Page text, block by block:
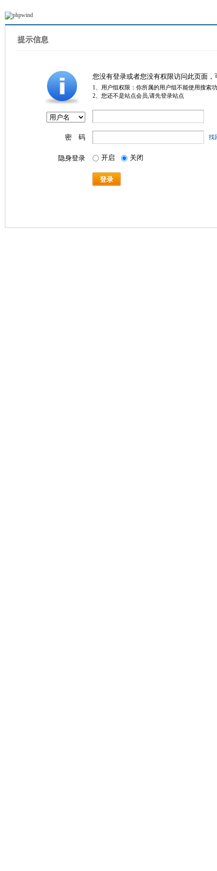
提示信息
您没有登录或者您没有权限访问此页面
1、用户组权限：你所属的用户组不能使用搜索
2、您还不是站点会员,请先登录站点
密 码 找
隐身登录 开启 关闭
登录